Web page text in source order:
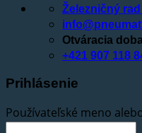
Železničný
Otváracia
+421 907 118
Prihlásenie
Používateľské meno